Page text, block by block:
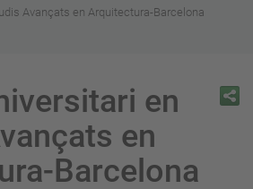
Avançats en Arquitectura-Barcelona
en
en
Barcelona